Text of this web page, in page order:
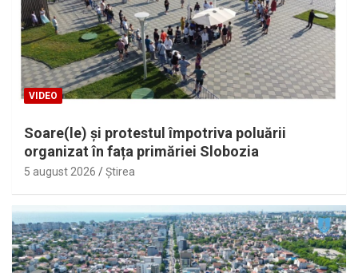
VIDEO
Soare(le) și protestul împotriva poluării
organizat în fața primăriei Slobozia
5 august 2026 Ştirea